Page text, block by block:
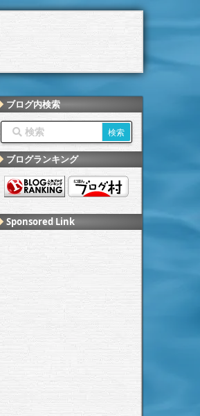
ブログ内検索
ブログランキング
Sponsored Link